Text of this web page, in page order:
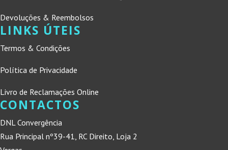
Devoluções & Reembolsos
LINKS ÚTEIS
Termos & Condições
Política de Privacidade
Livro de Reclamações Online
CONTACTOS
DNL Convergência
Rua Principal nº39-41, RC Direito, Loja 2